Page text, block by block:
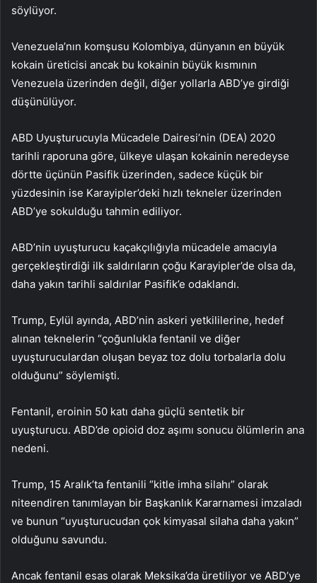
söylüyor.
Venezuela’nın komşusu Kolombiya, dünyanın en büyük
kokain üreticisi ancak bu kokainin büyük kısmının
Venezuela üzerinden değil, diğer yollarla ABD’ye girdiği
düşünülüyor.
ABD Uyuşturucuyla Mücadele Dairesi’nin (DEA) 2020
tarihli raporuna göre, ülkeye ulaşan kokainin neredeyse
dörtte üçünün Pasifik üzerinden, sadece küçük bir
yüzdesinin ise Karayipler’deki hızlı tekneler üzerinden
ABD’ye sokulduğu tahmin ediliyor.
ABD’nin uyuşturucu kaçakçılığıyla mücadele amacıyla
gerçekleştirdiği ilk saldırıların çoğu Karayipler’de olsa da,
daha yakın tarihli saldırılar Pasifik’e odaklandı.
Trump, Eylül ayında, ABD’nin askeri yetkililerine, hedef
alınan teknelerin “çoğunlukla fentanil ve diğer
uyuşturuculardan oluşan beyaz toz dolu torbalarla dolu
olduğunu” söylemişti.
Fentanil, eroinin 50 katı daha güçlü sentetik bir
uyuşturucu. ABD’de opioid doz aşımı sonucu ölümlerin ana
nedeni.
Trump, 15 Aralık’ta fentanili “kitle imha silahı” olarak
niteendiren tanımlayan bir Başkanlık Kararnamesi imzaladı
ve bunun “uyuşturucudan çok kimyasal silaha daha yakın”
olduğunu savundu.
Ancak fentanil esas olarak Meksika’da üretiliyor ve ABD’ye